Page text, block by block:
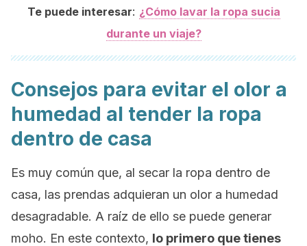
Te puede interesar: ¿Cómo lavar la ropa sucia
durante un viaje?
Consejos para evitar el olor a
humedad al tender la ropa
dentro de casa
Es muy común que, al secar la ropa dentro de
casa, las prendas adquieran un olor a humedad
desagradable. A raíz de ello se puede generar
moho. En este contexto, lo primero que tienes